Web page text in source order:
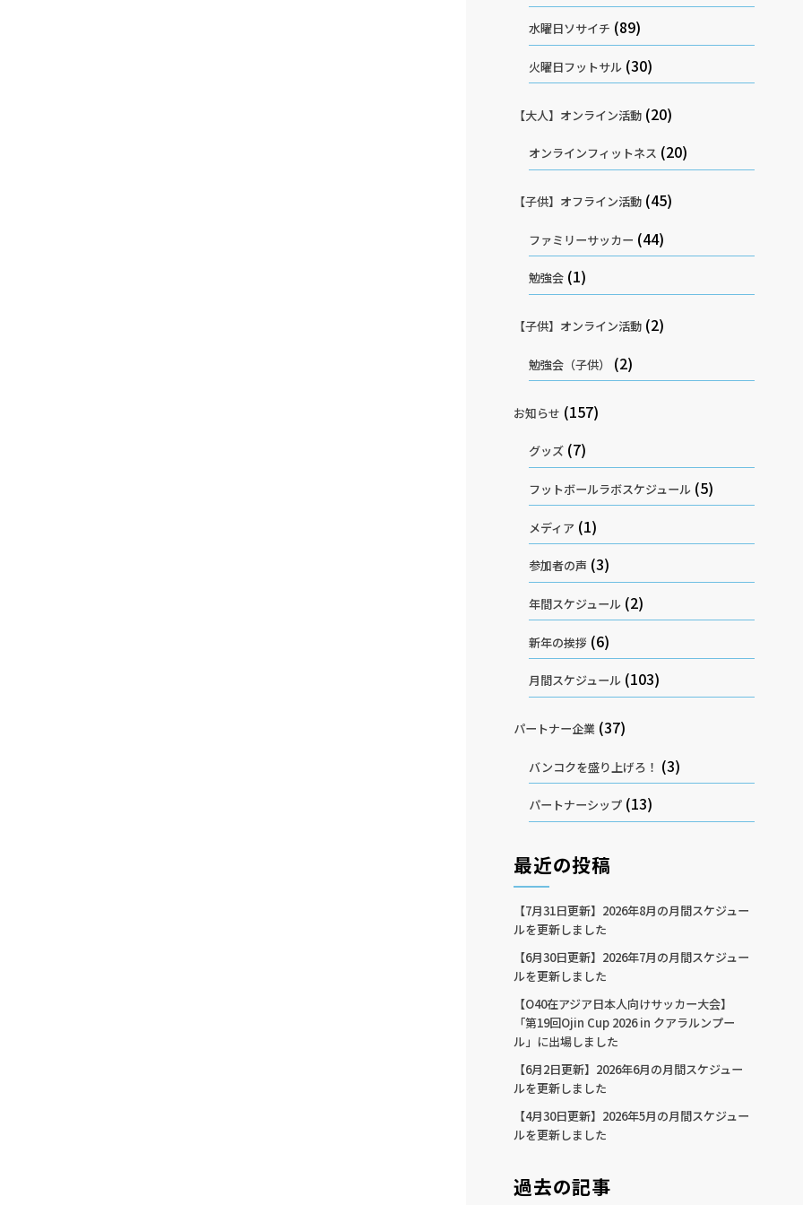
水曜日ソサイチ (89)
火曜日フットサル(30)
【大人】オンライン活動 (20)
オンラインフィットネス (20)
【子供】オフライン活動 (45)
ファミリーサッカー (44)
勉強会(1)
【子供】オンライン活動 (2)
勉強会（子供） (2)
お知らせ (157)
グッズ(7)
フットボールラボスケジュール(5)
メディア (1)
参加者の声 (3)
年間スケジュール(2)
新年の挨拶 (6)
月間スケジュール(103)
パートナー企業 (37)
バンコクを盛り上げろ！ (3)
パートナーシップ(13)
最近の投稿
【7月31日更新】2026年8月の月間スケジュー
ルを更新しました
【6月30日更新】2026年7月の月間スケジュー
ルを更新しました
【O40在アジア日本人向けサッカー大会】
「第19回Ojin Cup 2026 in クアラルンプー
ル」に出場しました
【6月2日更新】2026年6月の月間スケジュー
ルを更新しました
【4月30日更新】2026年5月の月間スケジュー
ルを更新しました
過去の記事